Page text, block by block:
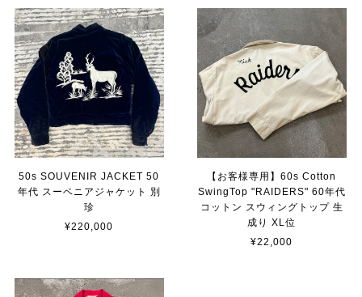
50s SOUVENIR JACKET 50
年代 スーベニアジャケット 別
珍
¥220,000
【お客様専用】60s Cotton
SwingTop "RAIDERS" 60年代
コットン スウィングトップ 生
成り XL位
¥22,000